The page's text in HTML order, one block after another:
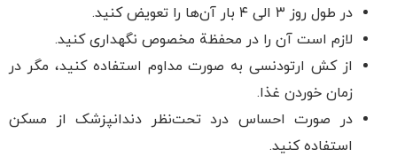
در طول روز ۳ الی ۴ بار آن‌ها را تعویض کنید.
لازم است آن را در محفظة مخصوص نگهداری کنید.
از کش ارتودنسی به صورت مداوم استفاده کنید، مگر در
زمان خوردن غذا.
در صورت احساس درد تحت‌نظر دندانپزشک از مسکن
استفاده کنید.